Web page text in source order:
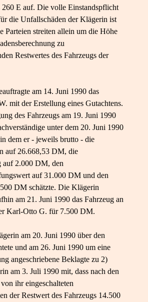
260 E auf. Die volle Einstandspflicht
die Unfallschäden der Klägerin ist
Parteien streiten allein um die Höhe
zu
Restwertes des Fahrzeugs der
am 14. Juni 1990 das
mit der Erstellung eines Gutachtens.
des Fahrzeugs am 19. Juni 1990
unter dem 20. Juni 1990
dem er - jeweils brutto - die
auf 26.668,53 DM, die
auf 2.000 DM, den
auf 31.000 DM und den
DM schätzte. Die Klägerin
am 21. Juni 1990 das Fahrzeug an
Karl-​Otto G. für 7.500 DM.
am 20. Juni 1990 über den
und am 26. Juni 1990 um eine
angeschriebene Beklagte zu 2)
am 3. Juli 1990 mit, dass nach den
ihr eingeschalteten
der Restwert des Fahrzeugs 14.500